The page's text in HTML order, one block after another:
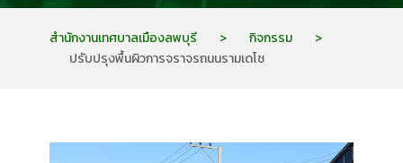
สำนักงานเทศบาลเมืองลพบุรี > กิจกรรม
>
ปรับปรุงพื้นผิวการจราจรถนนรามเดโช